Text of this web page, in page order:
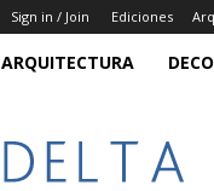
Sign in / Join Ediciones
ARQUITECTURA